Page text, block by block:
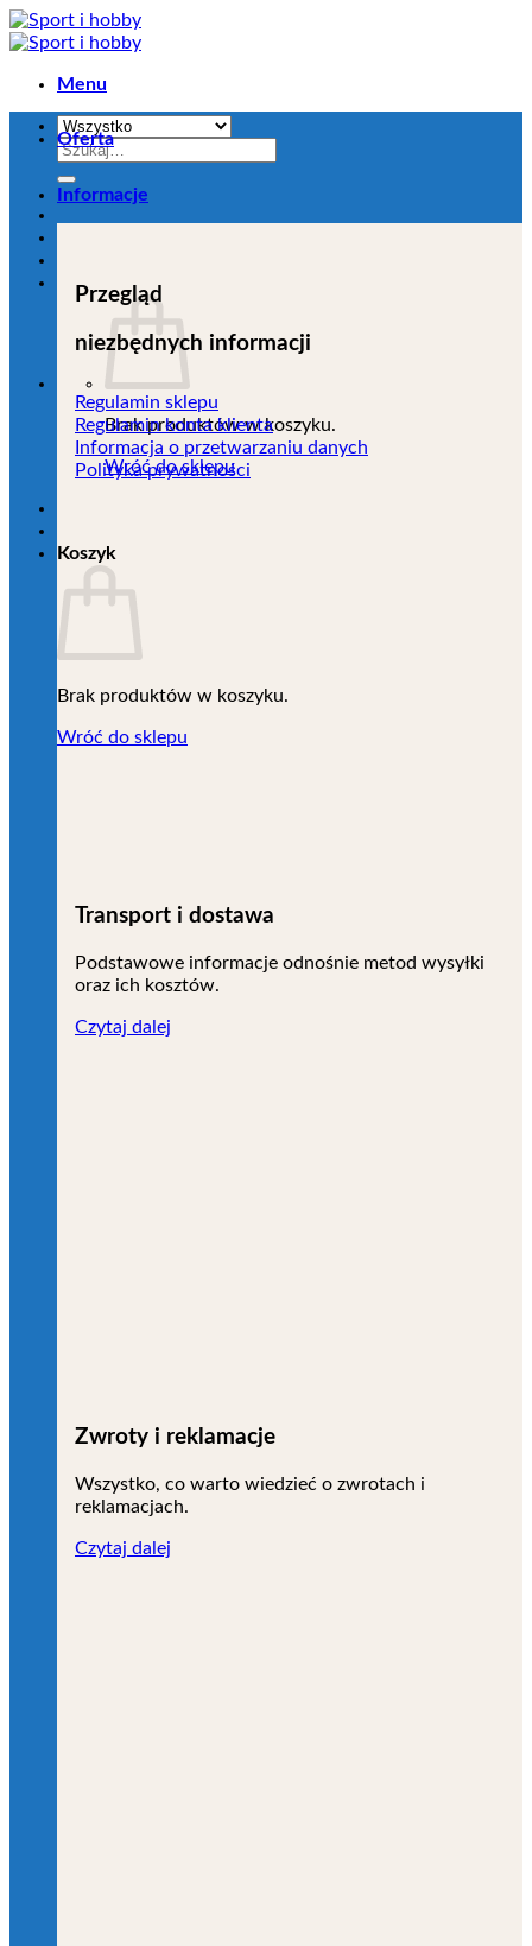
Przejdź
do
Menu
Szukaj:
Brak produktów w koszyku.
Wróć do sklepu
Koszyk
Brak produktów w koszyku.
Wróć do sklepu
Oferta
Informacje
Przegląd
niezbędnych informacji
Regulamin sklepu
Regulamin konta klienta
Informacja o przetwarzaniu danych
Polityka prywatności
Transport i dostawa
Podstawowe informacje odnośnie metod wysyłki
oraz ich kosztów.
Czytaj dalej
Zwroty i reklamacje
Wszystko, co warto wiedzieć o zwrotach i
reklamacjach.
Czytaj dalej